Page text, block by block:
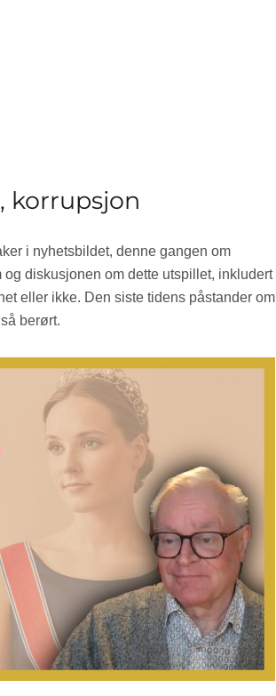
korrupsjon
i nyhetsbildet, denne gangen om
diskusjonen om dette utspillet, inkludert
eller ikke. Den siste tidens påstander om
berørt.